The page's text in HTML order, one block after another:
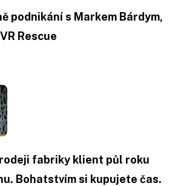
podnikání s Markem Bárdym,
Rescue
fabriky klient půl roku
Bohatstvím si kupujete čas.